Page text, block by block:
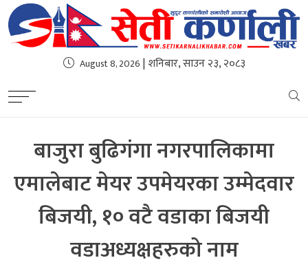
August 8, 2026 | शनिबार, साउन २३, २०८३
बाजुरा बुढिगंगा नगरपालिकामा
एमालेबाट मेयर उपमेयरका उम्मेदवार
बिजयी, १० वटै वडाका बिजयी
वडाअध्यक्षहरुको नाम